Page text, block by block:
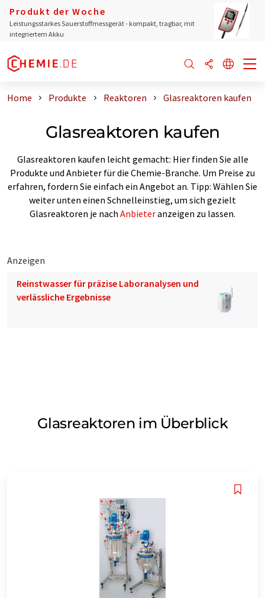
Produkt der Woche
Leistungsstarkes Sauerstoffmessgerät - kompakt, tragbar, mit
integriertem Akku
Home Produkte Reaktoren Glasreaktoren kaufen
Glasreaktoren kaufen
Glasreaktoren kaufen leicht gemacht: Hier finden Sie alle
Produkte und Anbieter für die Chemie-Branche. Um Preise zu
erfahren, fordern Sie einfach ein Angebot an. Tipp: Wählen Sie
weiter unten einen Schnelleinstieg, um sich gezielt
Glasreaktoren je nach Anbieteranzeigen zu lassen.
Anzeigen
Reinstwasser für präzise Laboranalysen und
verlässliche Ergebnisse
Glasreaktoren im Überblick